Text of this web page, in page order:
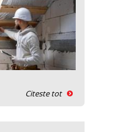
Citeste tot